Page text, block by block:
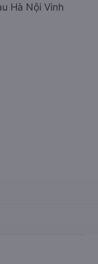
Hà Nội Vinh